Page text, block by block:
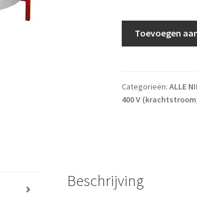
Toevoegen
Categorieën: ALLE
400 V
Beschrijving